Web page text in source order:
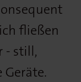
fließen
- still,